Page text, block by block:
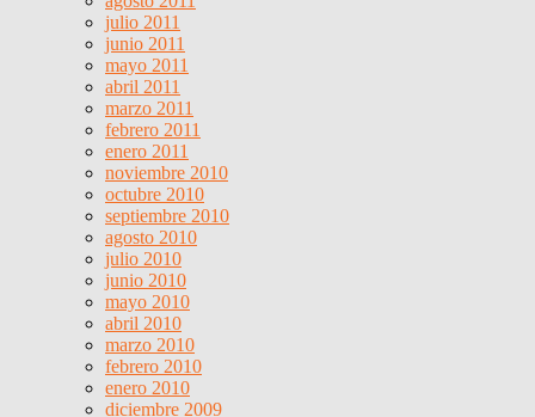
julio 2011
junio 2011
mayo 2011
abril 2011
marzo 2011
febrero 2011
enero 2011
noviembre 2010
octubre 2010
septiembre 2010
agosto 2010
julio 2010
junio 2010
mayo 2010
abril 2010
marzo 2010
febrero 2010
enero 2010
diciembre 2009